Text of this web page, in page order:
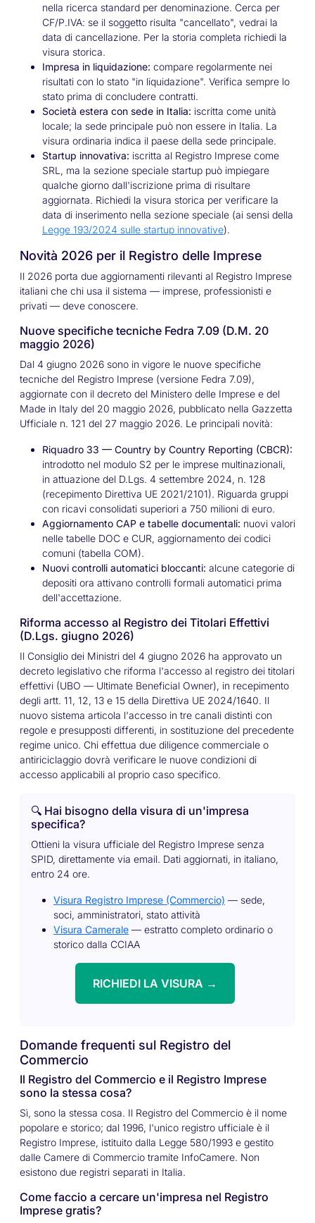
nella ricerca standard per denominazione. Cerca per
CF/P.IVA: se il soggetto risulta "cancellato", vedrai la
data di cancellazione. Per la storia completa richiedi la
visura storica.
Impresa in liquidazione: compare regolarmente nei
risultati con lo stato "in liquidazione". Verifica sempre lo
stato prima di concludere contratti.
Società estera con sede in Italia: iscritta come unità
locale; la sede principale può non essere in Italia. La
visura ordinaria indica il paese della sede principale.
Startup innovativa: iscritta al Registro Imprese come
SRL, ma la sezione speciale startup può impiegare
qualche giorno dall'iscrizione prima di risultare
aggiornata. Richiedi la visura storica per verificare la
data di inserimento nella sezione speciale (ai sensi della
Legge 193/2024 sulle startup innovative).
Novità 2026 per il Registro delle Imprese
Il 2026 porta due aggiornamenti rilevanti al Registro Imprese
italiani che chi usa il sistema — imprese, professionisti e
privati — deve conoscere.
Nuove specifiche tecniche Fedra 7.09 (D.M. 20
maggio 2026)
Dal 4 giugno 2026 sono in vigore le nuove specifiche
tecniche del Registro Imprese (versione Fedra 7.09),
aggiornate con il decreto del Ministero delle Imprese e del
Made in Italy del 20 maggio 2026, pubblicato nella Gazzetta
Ufficiale n. 121 del 27 maggio 2026. Le principali novità:
Riquadro 33 — Country by Country Reporting (CBCR):
introdotto nel modulo S2 per le imprese multinazionali,
in attuazione del D.Lgs. 4 settembre 2024, n. 128
(recepimento Direttiva UE 2021/2101). Riguarda gruppi
con ricavi consolidati superiori a 750 milioni di euro.
Aggiornamento CAP e tabelle documentali: nuovi valori
nelle tabelle DOC e CUR, aggiornamento dei codici
comuni (tabella COM).
Nuovi controlli automatici bloccanti: alcune categorie di
depositi ora attivano controlli formali automatici prima
dell'accettazione.
Riforma accesso al Registro dei Titolari Effettivi
(D.Lgs. giugno 2026)
Il Consiglio dei Ministri del 4 giugno 2026 ha approvato un
decreto legislativo che riforma l'accesso al registro dei titolari
effettivi (UBO — Ultimate Beneficial Owner), in recepimento
degli artt. 11, 12, 13 e 15 della Direttiva UE 2024/1640. Il
nuovo sistema articola l'accesso in tre canali distinti con
regole e presupposti differenti, in sostituzione del precedente
regime unico. Chi effettua due diligence commerciale o
antiriciclaggio dovrà verificare le nuove condizioni di
accesso applicabili al proprio caso specifico.
🔍 Hai bisogno della visura di un'impresa
specifica?
Ottieni la visura ufficiale del Registro Imprese senza
SPID, direttamente via email. Dati aggiornati, in italiano,
entro 24 ore.
Visura Registro Imprese (Commercio) — sede,
soci, amministratori, stato attività
Visura Camerale — estratto completo ordinario o
storico dalla CCIAA
RICHIEDI LA VISURA →
Domande frequenti sul Registro del
Commercio
Il Registro del Commercio e il Registro Imprese
sono la stessa cosa?
Sì, sono la stessa cosa. Il Registro del Commercio è il nome
popolare e storico; dal 1996, l'unico registro ufficiale è il
Registro Imprese, istituito dalla Legge 580/1993 e gestito
dalle Camere di Commercio tramite InfoCamere. Non
esistono due registri separati in Italia.
Come faccio a cercare un'impresa nel Registro
Imprese gratis?